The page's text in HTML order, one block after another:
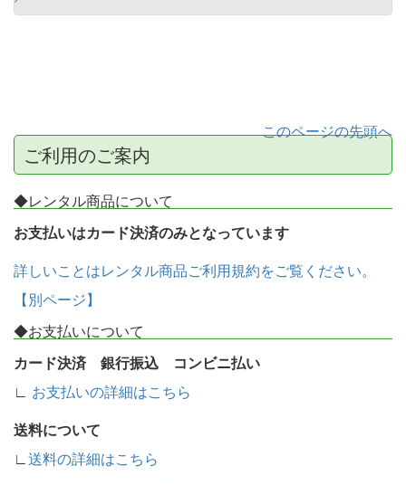
このページの先頭へ
ご利用のご案内
◆レンタル商品について
お支払いはカード決済のみとなっています
詳しいことはレンタル商品ご利用規約をご覧ください。
【別ページ】
◆お支払いについて
カード決済 銀行振込 コンビニ払い
∟ お支払いの詳細はこちら
送料について
∟送料の詳細はこちら